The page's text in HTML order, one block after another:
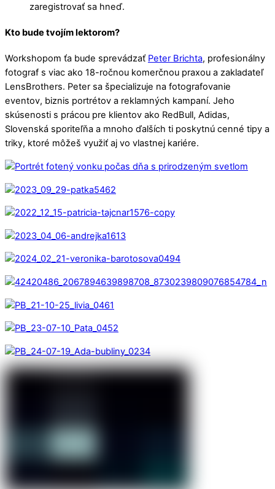
zaregistrovať sa hneď.
Kto bude tvojím lektorom?
Workshopom ťa bude sprevádzať Peter Brichta, profesionálny
fotograf s viac ako 18-ročnou komerčnou praxou a zakladateľ
LensBrothers. Peter sa špecializuje na fotografovanie
eventov, biznis portrétov a reklamných kampaní. Jeho
skúsenosti s prácou pre klientov ako RedBull, Adidas,
Slovenská sporiteľňa a mnoho ďalších ti poskytnú cenné tipy a
triky, ktoré môžeš využiť aj vo vlastnej kariére.